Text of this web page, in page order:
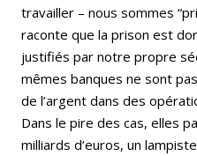
travailler – nous sommes
raconte que la prison est
justifiés par notre propre
mêmes banques ne sont
de l’argent dans des
Dans le pire des cas, elles
milliards d’euros, un